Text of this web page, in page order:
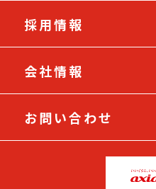
採用情報
会社情報
お問い合わせ